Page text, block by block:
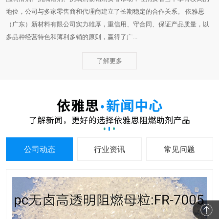
地位，公司与多家零售商和代理商建立了长期稳定的合作关系。 依雅思
（广东）新材料有限公司实力雄厚，重信用、守合同、保证产品质量，以
多品种经营特色和薄利多销的原则，赢得了广...
了解更多
公司动态 行业资讯 常见问题